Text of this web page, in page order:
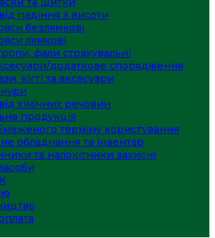
падіння з висоти
безлямкові
лямкові
фали страхувальні
додаткове спорядження
кігті та аксесуари
хімічних речовин
продукція
терміну користування
обладнання та інвентар
та налокітники захисні